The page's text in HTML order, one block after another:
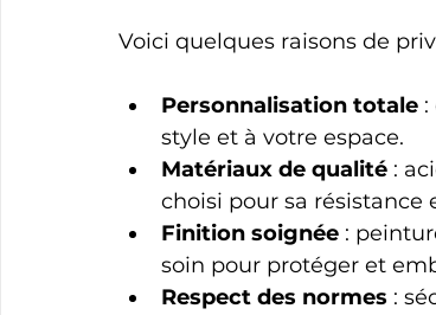
Voici quelques raisons de
Personnalisation totale
style et à votre espace.
Matériaux de qualité :
choisi pour sa résistance
Finition soignée :
soin pour protéger et
Respect des normes :